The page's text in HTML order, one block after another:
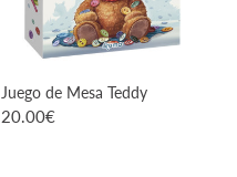
Juego de Mesa Teddy
20.00€